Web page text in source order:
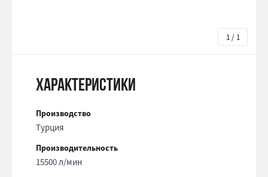
1 / 1
Характеристики
Производство
Турция
Производительность
15500 л/мин